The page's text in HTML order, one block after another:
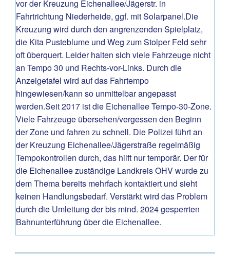
vor der Kreuzung Eichenallee/Jägerstr. in
Fahrtrichtung Niederheide, ggf. mit Solarpanel.Die
Kreuzung wird durch den angrenzenden Spielplatz,
die Kita Pusteblume und Weg zum Stolper Feld sehr
oft überquert. Leider halten sich viele Fahrzeuge nicht
an Tempo 30 und Rechts-vor-Links. Durch die
Anzeigetafel wird auf das Fahrtempo
hingewiesen/kann so unmittelbar angepasst
werden.Seit 2017 ist die Eichenallee Tempo-30-Zone.
Viele Fahrzeuge übersehen/vergessen den Beginn
der Zone und fahren zu schnell. Die Polizei führt an
der Kreuzung Eichenallee/Jägerstraße regelmäßig
Tempokontrollen durch, das hilft nur temporär. Der für
die Eichenallee zuständige Landkreis OHV wurde zu
dem Thema bereits mehrfach kontaktiert und sieht
keinen Handlungsbedarf. Verstärkt wird das Problem
durch die Umleitung der bis mind. 2024 gesperrten
Bahnunterführung über die Eichenallee.